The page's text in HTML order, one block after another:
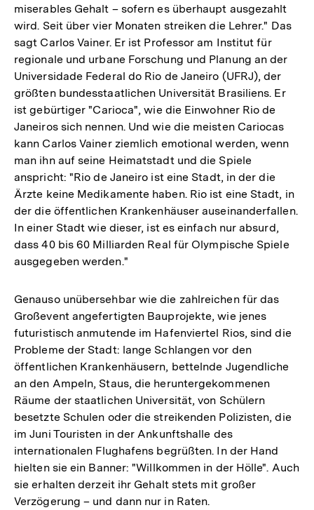
miserables Gehalt – sofern es überhaupt ausgezahlt
wird. Seit über vier Monaten streiken die Lehrer." Das
sagt Carlos Vainer. Er ist Professor am Institut für
regionale und urbane Forschung und Planung an der
Universidade Federal do Rio de Janeiro (UFRJ), der
größten bundesstaatlichen Universität Brasiliens. Er
ist gebürtiger "Carioca", wie die Einwohner Rio de
Janeiros sich nennen. Und wie die meisten Cariocas
kann Carlos Vainer ziemlich emotional werden, wenn
man ihn auf seine Heimatstadt und die Spiele
anspricht: "Rio de Janeiro ist eine Stadt, in der die
Ärzte keine Medikamente haben. Rio ist eine Stadt, in
der die öffentlichen Krankenhäuser auseinanderfallen.
In einer Stadt wie dieser, ist es einfach nur absurd,
dass 40 bis 60 Milliarden Real für Olympische Spiele
ausgegeben werden."
Genauso unübersehbar wie die zahlreichen für das
Großevent angefertigten Bauprojekte, wie jenes
futuristisch anmutende im Hafenviertel Rios, sind die
Probleme der Stadt: lange Schlangen vor den
öffentlichen Krankenhäusern, bettelnde Jugendliche
an den Ampeln, Staus, die heruntergekommenen
Räume der staatlichen Universität, von Schülern
besetzte Schulen oder die streikenden Polizisten, die
im Juni Touristen in der Ankunftshalle des
internationalen Flughafens begrüßten. In der Hand
hielten sie ein Banner: "Willkommen in der Hölle". Auch
sie erhalten derzeit ihr Gehalt stets mit großer
Verzögerung – und dann nur in Raten.